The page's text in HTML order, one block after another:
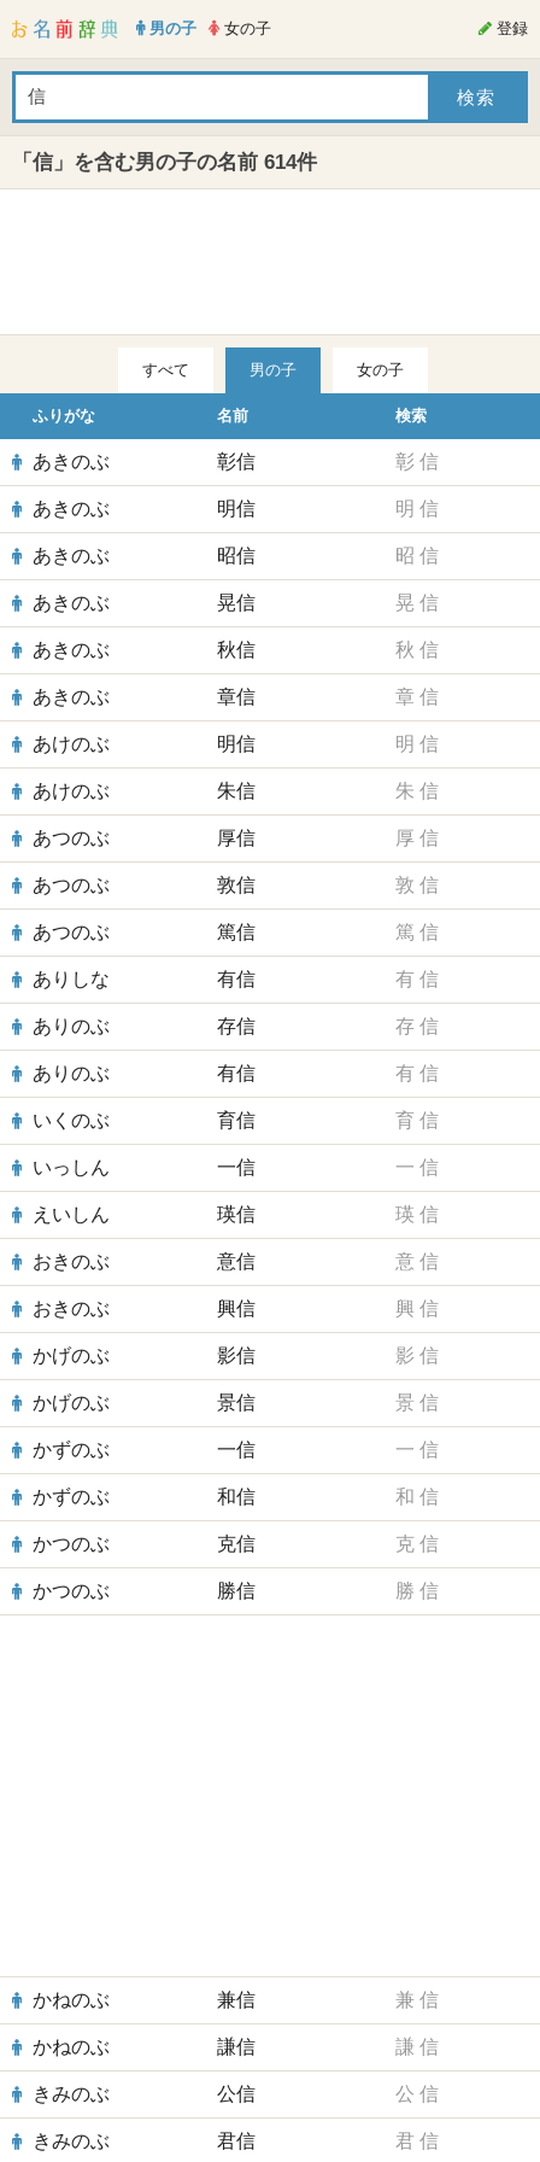
男の子 女の子 登録
「信」を含む男の子の名前 614件
すべて 男の子 女の子
ふりがな 名前 検索
あきのぶ 彰信 彰 信
あきのぶ 明信 明 信
あきのぶ 昭信 昭 信
あきのぶ 晃信 晃 信
あきのぶ 秋信 秋 信
あきのぶ 章信 章 信
あけのぶ 明信 明 信
あけのぶ 朱信 朱 信
あつのぶ 厚信 厚 信
あつのぶ 敦信 敦 信
あつのぶ 篤信 篤 信
ありしな 有信 有 信
ありのぶ 存信 存 信
ありのぶ 有信 有 信
いくのぶ 育信 育 信
いっしん 一信 一 信
えいしん 瑛信 瑛 信
おきのぶ 意信 意 信
おきのぶ 興信 興 信
かげのぶ 影信 影 信
かげのぶ 景信 景 信
かずのぶ 一信 一 信
かずのぶ 和信 和 信
かつのぶ 克信 克 信
かつのぶ 勝信 勝 信
かねのぶ 兼信 兼 信
かねのぶ 謙信 謙 信
きみのぶ 公信 公 信
きみのぶ 君信 君 信